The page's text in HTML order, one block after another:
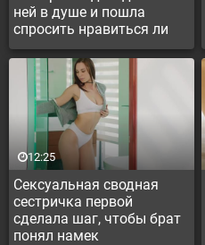
ней в душе и пошла
спросить нравиться ли
ему
Сексуальная сводная
сестричка первой
сделала шаг, чтобы брат
понял намек
12:25